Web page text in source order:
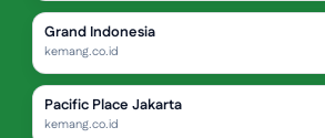
Grand Indonesia
kemang.co.id
Pacific Place Jakarta
kemang.co.id